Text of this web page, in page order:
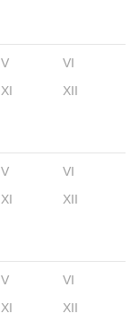
V
VI
XI XII
V
VI
XI XII
V
VI
XI XII